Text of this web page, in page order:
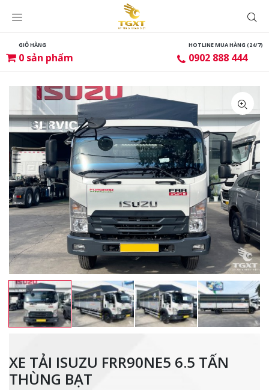
GIỎ HÀNG
0 sản phẩm
HOTLINE MUA HÀNG (24/7)
0902 888 444
XE TẢI ISUZU FRR90NE5 6.5 TẤN
THÙNG BẠT